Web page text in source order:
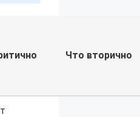
Что вторично